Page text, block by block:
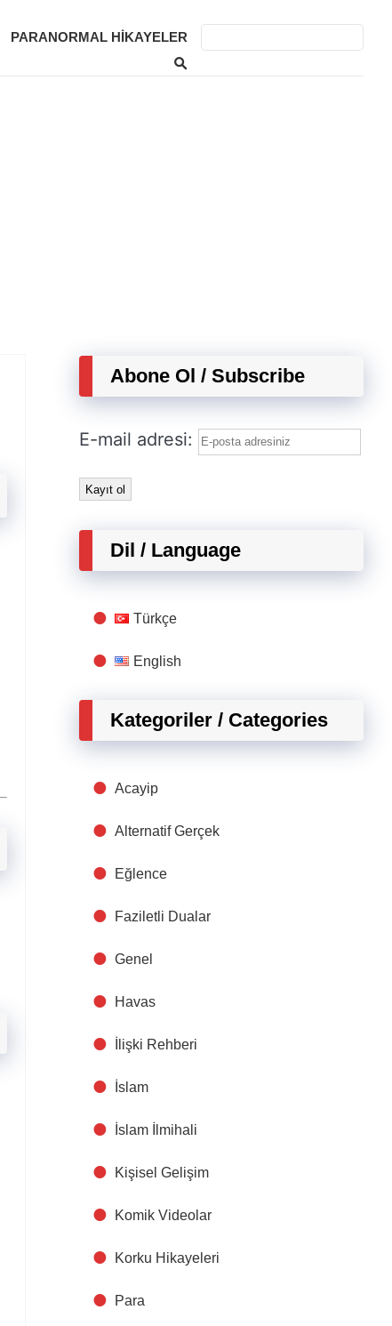
PARANORMAL HIKAYELER
Abone Ol / Subscribe
E-mail adresi:
Dil / Language
Türkçe
English
Kategoriler / Categories
Acayip
Alternatif Gerçek
Eğlence
Faziletli Dualar
Genel
Havas
İlişki Rehberi
İslam
İslam İlmihali
Kişisel Gelişim
Komik Videolar
Korku Hikayeleri
Para